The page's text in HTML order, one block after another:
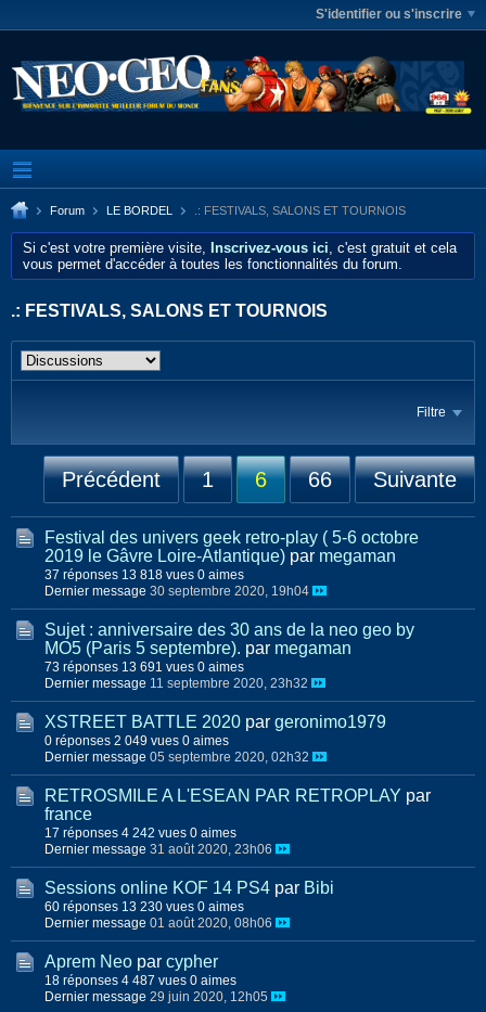
S'identifier ou s'inscrire
Forum LE BORDEL .: FESTIVALS, SALONS ET TOURNOIS
Si c'est votre première visite, Inscrivez-vous ici, c'est gratuit et cela
vous permet d'accéder à toutes les fonctionnalités du forum.
.: FESTIVALS, SALONS ET TOURNOIS
Filtre
Précédent 1 6 66 Suivante
Festival des univers geek retro-play ( 5-6 octobre
2019 le Gâvre Loire-Atlantique) par megaman
37 réponses 13 818 vues 0 aimes
Dernier message 30 septembre 2020, 19h04
Sujet : anniversaire des 30 ans de la neo geo by
MO5 (Paris 5 septembre). par megaman
73 réponses 13 691 vues 0 aimes
Dernier message 11 septembre 2020, 23h32
XSTREET BATTLE 2020 par geronimo1979
0 réponses 2 049 vues 0 aimes
Dernier message 05 septembre 2020, 02h32
RETROSMILE A L'ESEAN PAR RETROPLAY par
france
17 réponses 4 242 vues 0 aimes
Dernier message 31 août 2020, 23h06
Sessions online KOF 14 PS4 par Bibi
60 réponses 13 230 vues 0 aimes
Dernier message 01 août 2020, 08h06
Aprem Neo par cypher
18 réponses 4 487 vues 0 aimes
Dernier message 29 juin 2020, 12h05